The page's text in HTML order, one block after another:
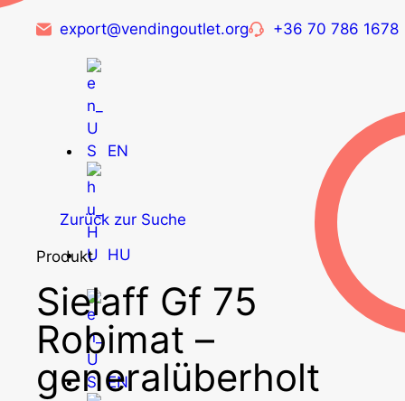
export@vendingoutlet.org +36 70 786 1678
EN
HU
EN
Zurück zur Suche
Produkt
Sielaff Gf 75
Robimat –
generalüberholt